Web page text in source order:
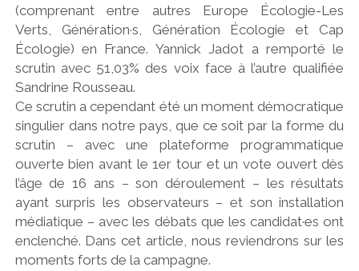
(comprenant entre autres Europe Écologie-Les
Verts, Génération·s, Génération Écologie et Cap
Écologie) en France. Yannick Jadot a remporté le
scrutin avec 51,03% des voix face à l’autre qualifiée
Sandrine Rousseau.
Ce scrutin a cependant été un moment démocratique
singulier dans notre pays, que ce soit par la forme du
scrutin – avec une plateforme programmatique
ouverte bien avant le 1er tour et un vote ouvert dès
l’âge de 16 ans – son déroulement – les résultats
ayant surpris les observateurs – et son installation
médiatique – avec les débats que les candidat·es ont
enclenché. Dans cet article, nous reviendrons sur les
moments forts de la campagne.